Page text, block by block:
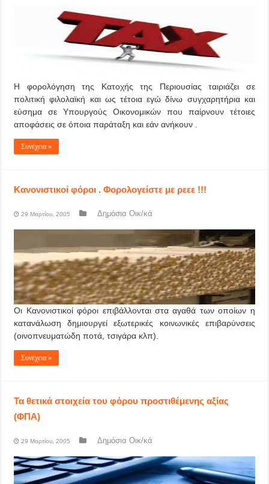
Η φορολόγηση της Κατοχής της Περιουσίας ταιριάζει σε
πολιτική φιλολαϊκή και ως τέτοια εγώ δίνω συγχαρητήρια και
εύσημα σε Υπουργούς Οικονομικών που παίρνουν τέτοιες
αποφάσεις σε όποια παράταξη και εάν ανήκουν .
Συνέχεια »
Κανονιστικοί φόροι . Φορολογείστε με ρεεε !!!
29 Μαρτίου, 2005 Δημόσια Οικ/κά
Οι Κανονιστικοί φόροι επιβάλλονται στα αγαθά των οποίων η
κατανάλωση δημιουργεί εξωτερικές κοινωνικές επιβαρύνσεις
(οινοπνευματώδη ποτά, τσιγάρα κλπ).
Συνέχεια »
Τα θετικά στοιχεία του φόρου προστιθέμενης αξίας
(ΦΠΑ)
29 Μαρτίου, 2005 Δημόσια Οικ/κά